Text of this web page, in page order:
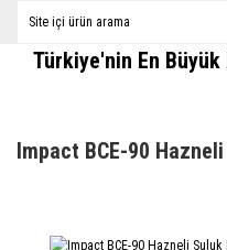
Türkiye'nin En
Impact BCE-90